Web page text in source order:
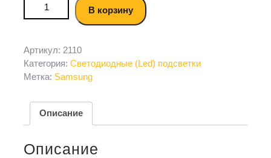
В корзину
Артикул: 2110
Категория: Светодиодные (Led) подсветки
Метка: Samsung
Описание
Описание